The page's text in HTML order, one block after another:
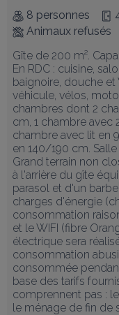
8 personnes
Animaux refusés
Gîte de 200 m².
En RDC : cuisine,
baignoire, douche
véhicule, vélos,
chambres dont 2
cm, 1 chambre avec
chambre avec lit en
en 140/190 cm.
Grand terrain non
à l'arrière du gîte
parasol et d'un
charges d'énergie
consommation
et le WIFI (fibre
électrique sera
consommation
consommée
base des tarifs
comprennent pas :
le ménage de fin de